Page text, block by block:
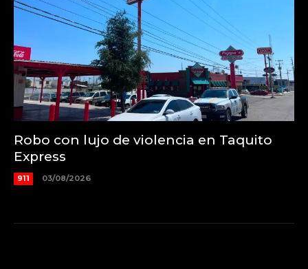
Robo con lujo de violencia en Taquito
Express
911 03/08/2026